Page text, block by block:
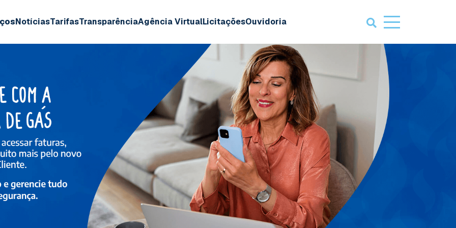
NotíciasTarifasTransparênciaAgência VirtualLicitaçõesOuvidoria